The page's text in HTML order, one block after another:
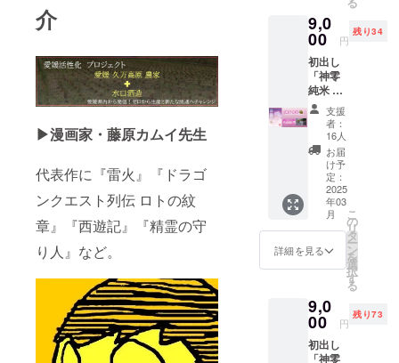
介
▶︎漫画家・藤原カムイ先生
代表作に『雷火』『ドラゴ
ンクエスト列伝 ロトの紋
章』『西遊記』『精霊の守
り人』など。
年度12
月31日
注文分
までの
期間中
に限る
※NFTを
保有し
ている
ことが
条件と
なりま
材料及
び添加
食品表
示はお
品のラ
ベルに
表記さ
れま
す。 商
購入の
証
NFT保
有特
典：期
間中保
有者
は、神
零リ
ピート
購入
10%割
引優待
※ご支
いた場
合、
最上位
の特典
割引を
対象と
アル再
現 リ
ターン
詳細 ※
藤原カ
ムイ制
作オリ
ジナル
ラベル
（カム
イバー
スバー
ジョン
ラベ
ル）
限定100
本のみ
の特別
※100本
限定の
シリア
ルNO入
リター
ン詳細
米マイ
スター
NFT
カムイ
米をイ
メージ
した
NFT、
購入の
材料及
び添加
物等の
食品表
ベルに
表記さ
れま
す。 商
料と消
費税が
含まれ
ており
ます オ
リジナ
ルブラ
ンド米
として
その存
在が危
惧され
る愛媛
県 久万
高原
産 コ
シヒカ
リター
ン詳細
米マイ
9,0
00 円
残り34
初出し
「神零
純米 生
酒 極
（神こ
ぼし き
わ
み）」
通常ラ
ベル
720ml
を1本 ※
発送送
料と消
費税が
ます カ
ムイ
バース
に登場
支援
者：
16人
お届
け予
定：
2025
年03
月
詳細を見る
こ
の
リ
タ
ー
ン
を
選
択
す
る
9,0
00 円
残り73
初出し
「神零